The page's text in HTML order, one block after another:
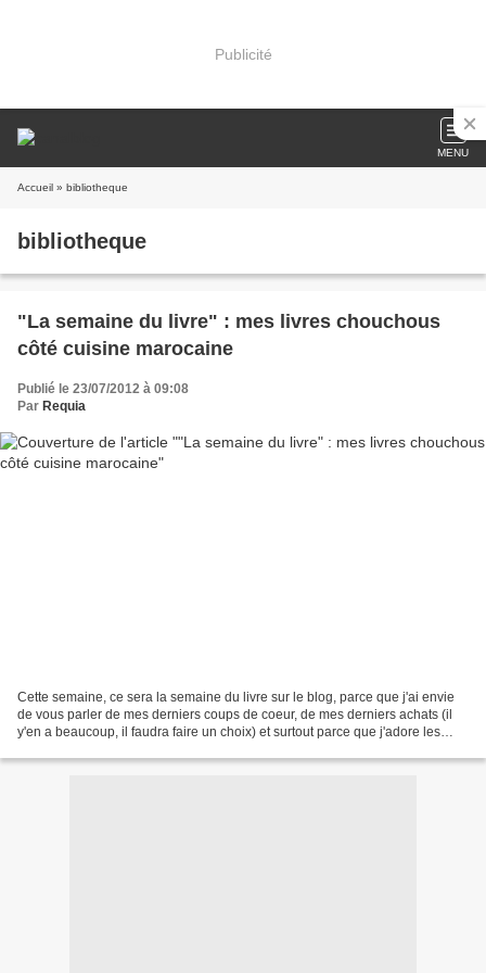
Publicité
MENU
Accueil » bibliotheque
bibliotheque
"La semaine du livre" : mes livres chouchous
côté cuisine marocaine
Publié le 23/07/2012 à 09:08
Par Requia
Cette semaine, ce sera la semaine du livre sur le blog, parce que j'ai envie
de vous parler de mes derniers coups de coeur, de mes derniers achats (il
y'en a beaucoup, il faudra faire un choix) et surtout parce que j'adore les